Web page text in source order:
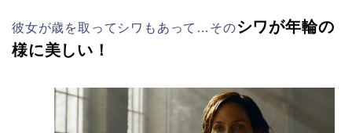
彼女が歳を取ってシワもあって…そのシワが年輪の
様に美しい！